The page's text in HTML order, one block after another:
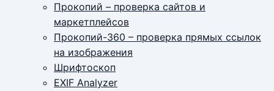
Прокопий – проверка сайтов и
маркетплейсов
Прокопий-360 – проверка прямых ссылок
на изображения
Шрифтоскоп
EXIF Analyzer